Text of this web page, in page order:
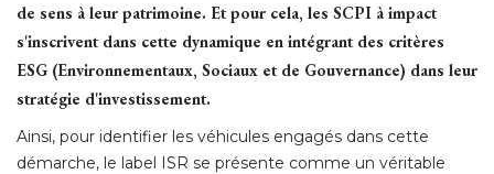
de sens à leur patrimoine. Et pour cela, les SCPI à impact
s'inscrivent dans cette dynamique en intégrant des critères
ESG (Environnementaux, Sociaux et de Gouvernance) dans leur
stratégie d'investissement.
Ainsi, pour identifier les véhicules engagés dans cette
démarche, le label ISR se présente comme un véritable